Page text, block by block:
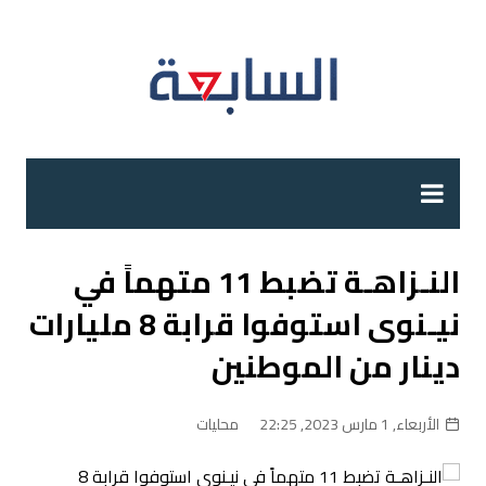
النـزاهـة تضبط 11 متهماً في
نيـنوى استوفوا قرابة 8 مليارات
دينار من الموطنين
الأربعاء, 1 مارس 2023, 22:25 محليات